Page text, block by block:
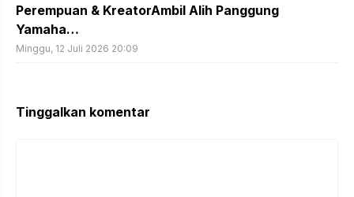
Perempuan & KreatorAmbil Alih Panggung
Yamaha…
Minggu, 12 Juli 2026 20:09
Tinggalkan komentar